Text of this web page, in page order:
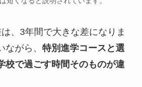
、3年間で大きな差になりま
がら、 特別進学コースと選
校で過ごす時間そのものが違